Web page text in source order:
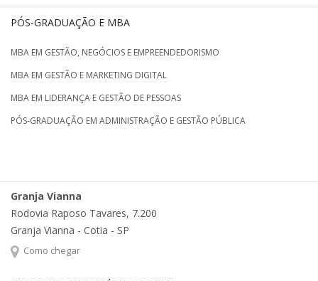
PÓS-GRADUAÇÃO E MBA
MBA EM GESTÃO, NEGÓCIOS E EMPREENDEDORISMO
MBA EM GESTÃO E MARKETING DIGITAL
MBA EM LIDERANÇA E GESTÃO DE PESSOAS
PÓS-GRADUAÇÃO EM ADMINISTRAÇÃO E GESTÃO PÚBLICA
Granja Vianna
Rodovia Raposo Tavares, 7.200
Granja Vianna - Cotia - SP
Como chegar